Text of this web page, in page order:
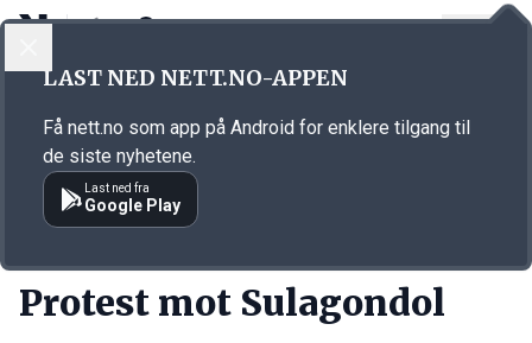
Annonsørinnhold
Protest mot Sulagondol
LAST NED NETT.NO-APPEN
Få nett.no som app på Android for enklere tilgang til
de siste nyhetene.
Last ned fra
Google Play